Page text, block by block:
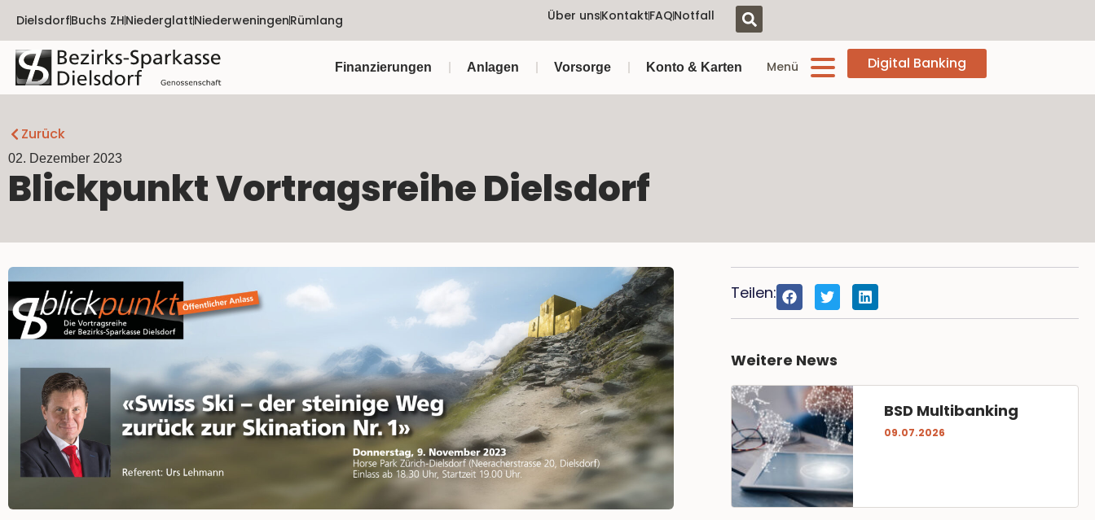
DielsdorfBuchs ZHNiederglattNiederweningenRümlang Über unsKontaktFAQNotfall
Finanzierungen Anlagen Vorsorge Konto & Karten Menü Digital Banking
Zurück
02. Dezember 2023
Blickpunkt Vortragsreihe Dielsdorf
Teilen:
Weitere News
BSD Multibanking
09.07.2026